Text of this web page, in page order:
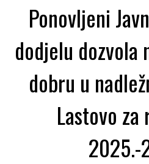
Ponovljeni
dodjelu dozvola
dobru u
Lastovo
2025.-